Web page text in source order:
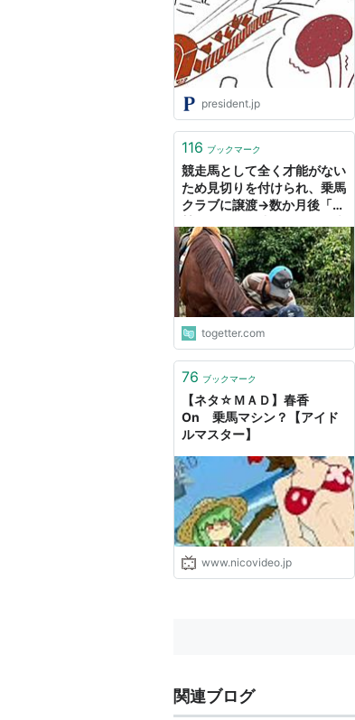
馬やヨガで振動やGの力を利
用して石を動かす画期的治療
法も
president.jp
116 ブックマーク
競走馬として全く才能がない
ため見切りを付けられ、乗馬
クラブに譲渡→数か月後「絶
人しく素直で子供も乗れて
CMにも出演「人間も馬も適
材適所」
togetter.com
76 ブックマーク
【ネタ☆ＭＡＤ】春香
On 乗馬マシン？【アイド
ルマスター】
www.nicovideo.jp
関連ブログ